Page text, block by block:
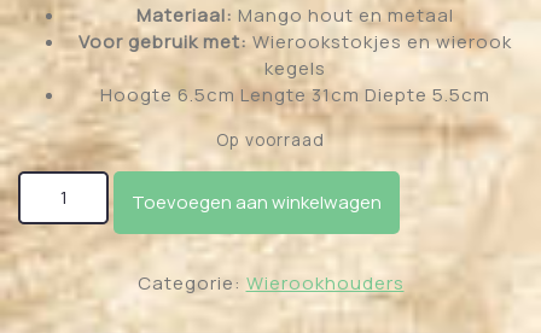
Materiaal: Mango hout en metaal
Voor gebruik met: Wierookstokjes en wierook
kegels
Hoogte 6.5cm Lengte 31cm Diepte 5.5cm
Op voorraad
Mango Hout Wierookhouder Doos Yin Yang aantal
Toevoegen aan winkelwagen
Categorie: Wierookhouders